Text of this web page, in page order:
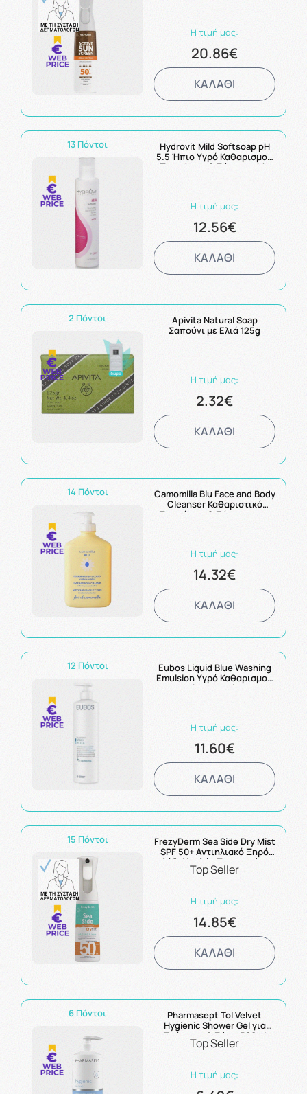
Η τιμή μας:
20.86€
ΚΑΛΑΘΙ
13 Πόντοι
Hydrovit Mild Softsoap pH
5.5 Ήπιο Υγρό Καθαρισμού
Προσώπου & Σώματος Με
Η τιμή μας:
12.56€
ΚΑΛΑΘΙ
2 Πόντοι
Apivita Natural Soap
Σαπούνι με Ελιά 125g
Η τιμή μας:
2.32€
ΚΑΛΑΘΙ
14 Πόντοι
Camomilla Blu Face and Body
Cleanser Καθαριστικό
Προσώπου & Σώματος για
Η τιμή μας:
14.32€
ΚΑΛΑΘΙ
12 Πόντοι
Eubos Liquid Blue Washing
Emulsion Υγρό Καθαρισμού
Προσώπου & Σώματος
Η τιμή μας:
11.60€
ΚΑΛΑΘΙ
15 Πόντοι
FrezyDerm Sea Side Dry Mist
SPF 50+ Αντιηλιακό Ξηρό
Λάδι Υψηλής Προστασίας
300ml
Top Seller
Η τιμή μας:
14.85€
ΚΑΛΑΘΙ
6 Πόντοι
Pharmasept Tol Velvet
Hygienic Shower Gel για
Πρόσωπο & Σώμα 500ml
Top Seller
Η τιμή μας: